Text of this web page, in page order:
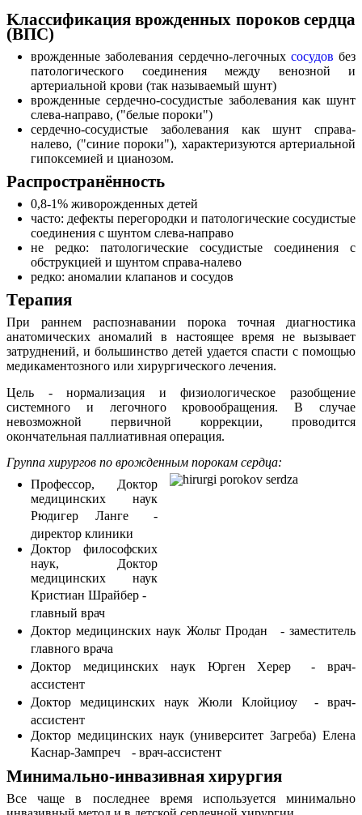
Kлассификация врожденных пороков сердца
(ВПС)
врожденные заболевания сердечно-легочных сосудов без
патологического соединения между венозной и
артериальной крови (так называемый шунт)
врожденные сердечно-сосудистые заболевания как шунт
слева-направо, ("белые пороки")
сердечно-сосудистые заболевания как шунт справа-
налево, ("синие пороки"), характеризуются артериальной
гипоксемией и цианозом.
Pаспространённость
0,8-1% живорожденных детей
часто: дефекты перегородки и патологические сосудистые
соединения с шунтом слева-направо
не редко: патологические сосудистые соединения с
обструкцией и шунтом справа-налево
редко: аномалии клапанов и сосудов
Tерапия
При раннем распознавании порока точная диагностика
анатомических аномалий в настоящее время не вызывает
затруднений, и большинство детей удается спасти с помощью
медикаментозного или хирургического лечения.
Цель - нормализация и физиологическое разобщение
системного и легочного кровообращения. В случае
невозможной первичной коррекции, проводится
окончательная паллиативная операция.
Группа хирургов по врожденным порокам сердца:
Профессор, Доктор
медицинских наук
Рюдигер Ланге -
директор клиники
Доктор философских
наук, Доктор
медицинских наук
Кристиан Шрайбер -
главный врач
Доктор медицинских наук Жольт Продан - заместитель
главного врача
Доктор медицинских наук Юрген Херер - врач-
ассистент
Доктор медицинских наук Жюли Клойциоу - врач-
ассистент
Доктор медицинских наук (университет Загреба) Елена
Каснар-Зампреч - врач-ассистент
Минимально-инвазивная хирургия
Все чаще в последнее время используется минимально